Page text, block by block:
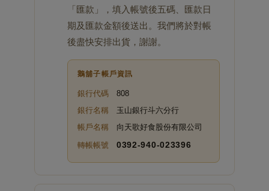
「匯款」，填入帳號後五碼、匯款日
期及匯款金額後送出。我們將於對帳
後盡快安排出貨，謝謝。
鵝舖子帳戶資訊
銀行代碼808
銀行名稱玉山銀行斗六分行
帳戶名稱向天歌好食股份有限公司
轉帳帳號
0392‑940‑023396